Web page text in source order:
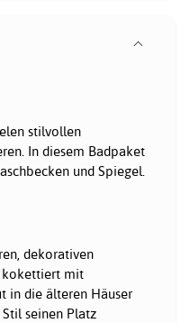
stilvollen
In diesem Badpaket
und Spiegel.
dekorativen
kokettiert mit
in die älteren Häuser
seinen Platz